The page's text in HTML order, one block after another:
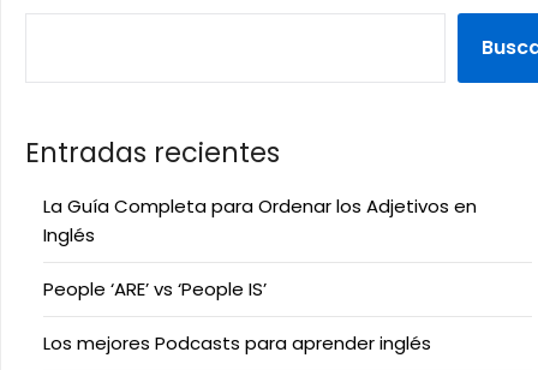
Entradas recientes
La Guía Completa para Ordenar los Adjetivos en
Inglés
People ‘ARE’ vs ‘People IS’
Los mejores Podcasts para aprender inglés